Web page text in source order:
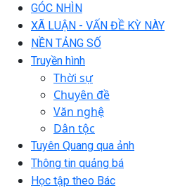
GÓC NHÌN
XÃ LUẬN - VẤN ĐỀ KỲ NÀY
NỀN TẢNG SỐ
Truyền hình
Thời sự
Chuyên đề
Văn nghệ
Dân tộc
Tuyên Quang qua ảnh
Thông tin quảng bá
Học tập theo Bác